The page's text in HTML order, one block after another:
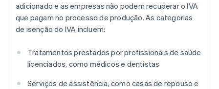
adicionado e as empresas não podem recuperar o IVA
que pagam no processo de produção. As categorias
de isenção do IVA incluem:
Tratamentos prestados por profissionais de saúde
licenciados, como médicos e dentistas
Serviços de assistência, como casas de repouso e